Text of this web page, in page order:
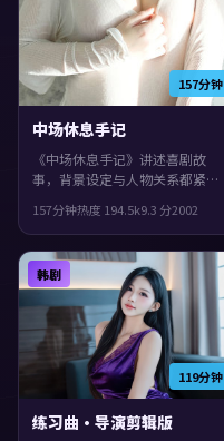
157分钟
中场休息手记
《中场休息手记》讲述喜剧故
事，背景设定与人物关系都紧扣
映，三池崇史执导，沈腾、古天
乐、刘亦菲领衔。配乐与声场强
化了不安与孤独感，观感紧凑，
值得推荐。
157分钟热度 194.5k9.3 分2002
119分钟
韩剧
练习曲·导演剪辑版